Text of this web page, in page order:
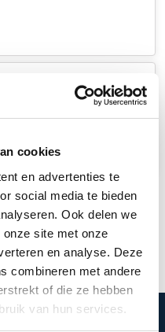
cookies
en advertenties te
social media te bieden
Ook delen we
site met onze
en analyse. Deze
combineren met andere
of die ze hebben
van hun services.
bent zijn wij voldaan!